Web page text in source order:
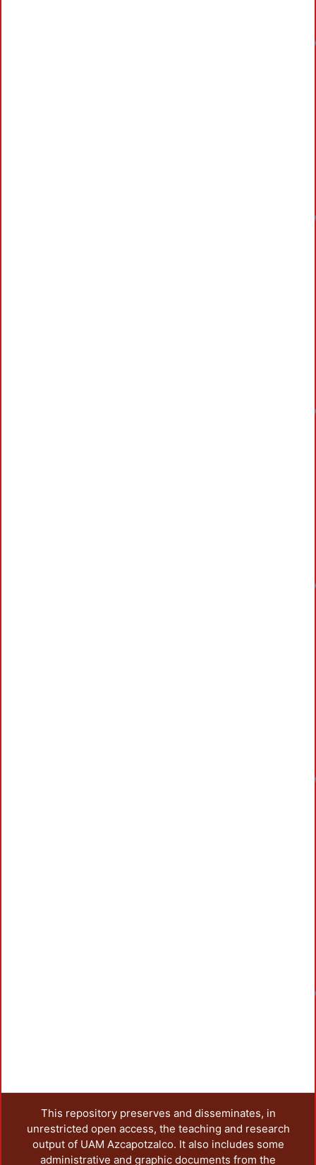
This repository preserves and disseminates, in
unrestricted open access, the teaching and research
output of UAM Azcapotzalco. It also includes some
administrative and graphic documents from the